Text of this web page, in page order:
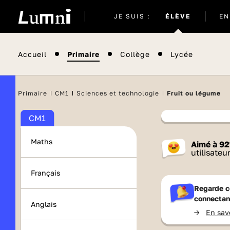
JE SUIS : ÉLÈVE
actuel
Accueil Primaire Collège Lycée
Primaire CM1 Sciences et technologie Fruit ou légume
CM1
Maths
Français
Anglais
France
Il
Aimé à92
Regarde
-> En